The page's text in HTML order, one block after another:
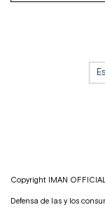
Copyright IMAN
Defensa de las y los